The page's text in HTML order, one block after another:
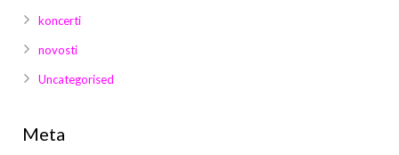
koncerti
novosti
Uncategorised
Meta